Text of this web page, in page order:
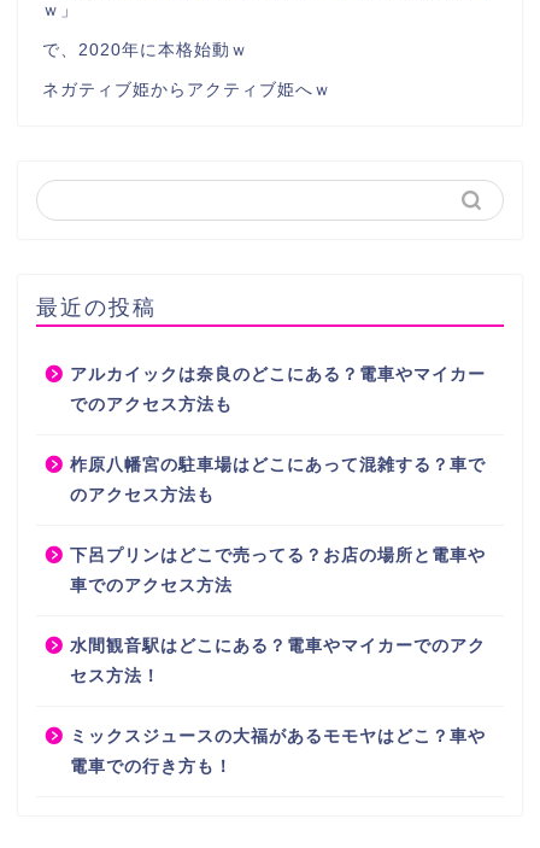
ｗ」
で、2020年に本格始動ｗ
ネガティブ姫からアクティブ姫へｗ
最近の投稿
アルカイックは奈良のどこにある？電車やマイカー
でのアクセス方法も
柞原八幡宮の駐車場はどこにあって混雑する？車で
のアクセス方法も
下呂プリンはどこで売ってる？お店の場所と電車や
車でのアクセス方法
水間観音駅はどこにある？電車やマイカーでのアク
セス方法！
ミックスジュースの大福があるモモヤはどこ？車や
電車での行き方も！